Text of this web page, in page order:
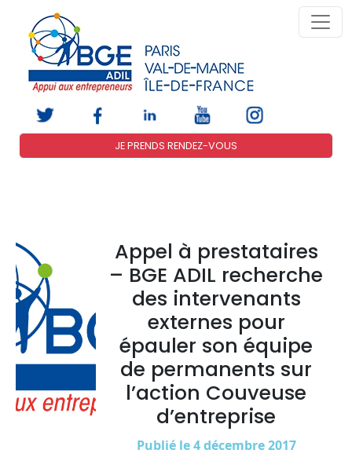
JE PRENDS RENDEZ-VOUS
Appel à prestataires
– BGE ADIL recherche
des intervenants
externes pour
épauler son équipe
de permanents sur
l’action Couveuse
d’entreprise
Publié le 4 décembre 2017